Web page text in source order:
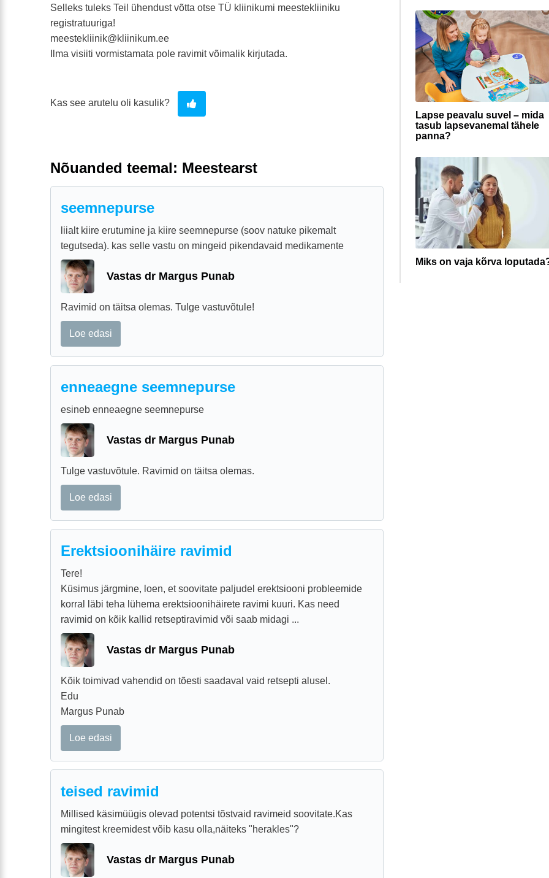
Lapse peavalu suvel – mida
tasub lapsevanemal tähele
panna?
Miks on vaja kõrva
Selleks tuleks Teil ühendust võtta otse TÜ kliinikumi meestekliiniku
registratuuriga!
meestekliinik@kliinikum.ee
Ilma visiiti vormistamata pole ravimit võimalik kirjutada.
Kas see arutelu oli kasulik?
Nõuanded teemal: Meestearst
seemnepurse
liialt kiire erutumine ja kiire seemnepurse (soov natuke pikemalt
tegutseda). kas selle vastu on mingeid pikendavaid medikamente
Vastas dr Margus Punab
Ravimid on täitsa olemas. Tulge vastuvõtule!
Loe edasi
enneaegne seemnepurse
esineb enneaegne seemnepurse
Vastas dr Margus Punab
Tulge vastuvõtule. Ravimid on täitsa olemas.
Loe edasi
Erektsioonihäire ravimid
Tere!
Küsimus järgmine, loen, et soovitate paljudel erektsiooni probleemide
korral läbi teha lühema erektsioonihäirete ravimi kuuri. Kas need
ravimid on kõik kallid retseptiravimid või saab midagi ...
Vastas dr Margus Punab
Kõik toimivad vahendid on tõesti saadaval vaid retsepti alusel.
Edu
Margus Punab
Loe edasi
teised ravimid
Millised käsimüügis olevad potentsi tõstvaid ravimeid soovitate.Kas
mingitest kreemidest võib kasu olla,näiteks "herakles"?
Vastas dr Margus Punab